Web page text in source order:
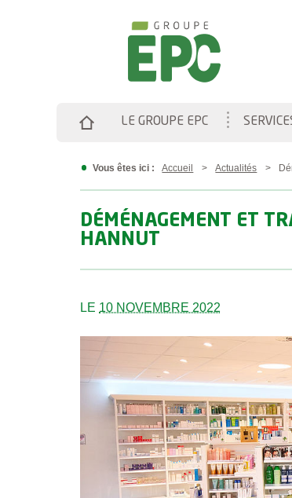
LE GROUPE EPC
Vous êtes ici : Accueil Actualités
DÉMÉNAGEMENT ET
HANNUT
LE 10 NOVEMBRE 2022